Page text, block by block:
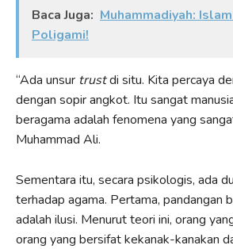
Baca Juga: Muhammadiyah:
Poligami!
“Ada unsur trustdi situ. Kita percaya
dengan sopir angkot. Itu sangat
beragama adalah fenomena yang
Muhammad Ali.
Sementara itu, secara psikologis, ada
terhadap agama. Pertama, pandangan
adalah ilusi. Menurut teori ini, orang
orang yang bersifat kekanak-kanakan